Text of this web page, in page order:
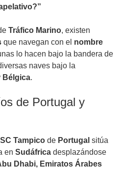
Tráfico Marino, existen
que navegan con el nombre
lo hacen bajo la bandera de
naves bajo la
Bélgica.
de Portugal y
Tampico de Portugal sitúa
en Sudáfrica desplazándose
Dhabi, Emiratos Árabes